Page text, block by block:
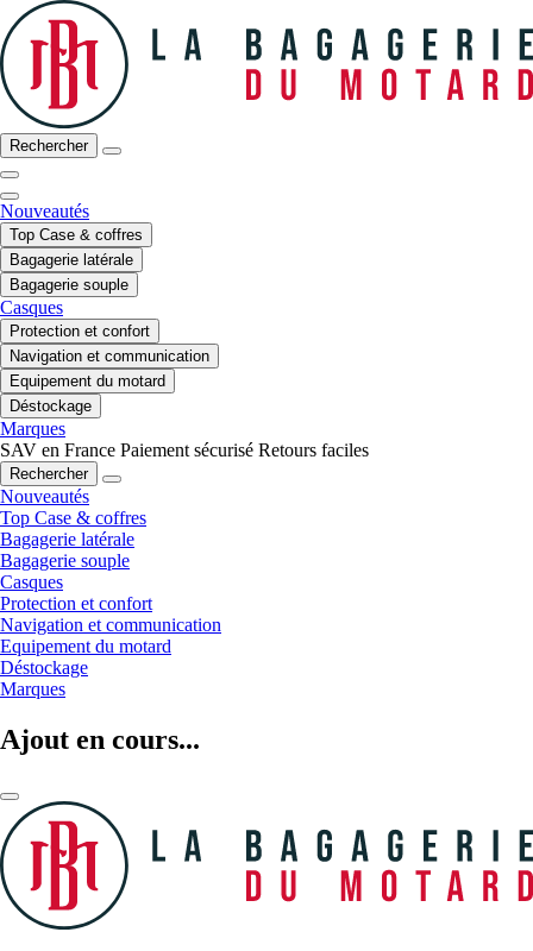
Rechercher
Nouveautés
Top Case & coffres
Bagagerie latérale
Bagagerie souple
Casques
Protection et confort
Navigation et communication
Equipement du motard
Déstockage
Marques
SAV en France Paiement sécurisé Retours faciles
Rechercher
Nouveautés
Top Case & coffres
Bagagerie latérale
Bagagerie souple
Casques
Protection et confort
Navigation et communication
Equipement du motard
Déstockage
Marques
Ajout en cours...